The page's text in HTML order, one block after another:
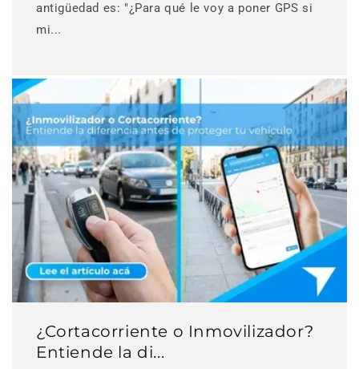
antigüedad es: "¿Para qué le voy a poner GPS si
mi...
¿Cortacorriente o Inmovilizador?
Entiende la di...